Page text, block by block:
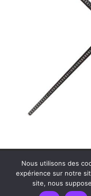
Contactez
Politique de
Nous utilisons des
expérience sur notre
site, nous